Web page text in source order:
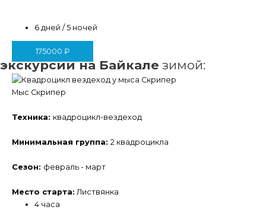
6 дней / 5 ночей
175000 ₽
экскурсии на Байкале зимой:
Мыс Скрипер
Техника: квадроцикл-вездеход
Минимальная группа: 2 квадроцикла
Сезон: февраль - март
Место старта: Листвянка
4 часа